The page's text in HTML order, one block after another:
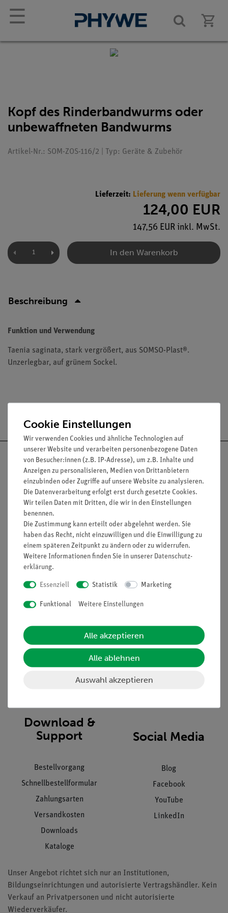
☰
Kopf des Rinderbandwurms oder
unbewaffneten Bandwurms
Artikel-Nr.: SOM-ZOS-116/2 | Typ: Geräte & Zubehör
Lieferzeit: Lieferung wenn verfügbar
124,00 EUR
147,56 EUR inkl. MwSt.
In den Warenkorb
Beschreibung
Funktion und Verwendung
Taenia saginata, stark vergrößert, aus SOMSO-Plast®.
Unzerlegbar, auf grünem Sockel.
Nach oben
Informationen
Unternehmen
Projekte und Lösungen
Presse
Hinweisgeberschutz
Impressum
Service
Beratung & Showroom
Inbetriebnahme & Schulungen
Kundendienst
Download &
Support
Bestellvorgang
Schnellbestellformular
Zahlungsarten
Versandkosten
Downloads
Kataloge
Social Media
Blog
Facebook
YouTube
LinkedIn
Unser Angebot richtet sich nur an Institutionen,
Bildungseinrichtungen und autorisierte Vertragshändler. Kein
Verkauf an Privatpersonen und nicht autorisierte
Wiederverkäufer.
Cookie Einstellungen
Wir verwenden Cookies und ähnliche Technologien auf
unserer Website und verarbeiten personenbezogene Daten
von Besucher:innen (z.B. IP-Adresse), um z.B. Inhalte und
Anzeigen zu personalisieren, Medien von Drittanbietern
einzubinden oder Zugriffe auf unsere Website zu analysieren.
Die Datenverarbeitung erfolgt erst durch gesetzte Cookies.
Wir teilen Daten mit Dritten, die wir in den Einstellungen
benennen.
Die Zustimmung kann erteilt oder abgelehnt werden. Sie
haben das Recht, nicht einzuwilligen und die Einwilligung zu
einem späteren Zeitpunkt zu ändern oder zu widerrufen.
Weitere Informationen finden Sie in unserer Daten­schutz­
erklärung.
Essenziell Statistik Marketing
Funktional Weitere Einstellungen
Alle akzeptieren
Alle ablehnen
Auswahl akzeptieren